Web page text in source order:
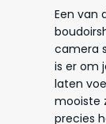
Een van
camera
is er om
laten
mooiste
precies